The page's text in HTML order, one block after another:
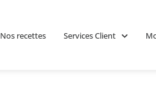
Nos recettes Services Client